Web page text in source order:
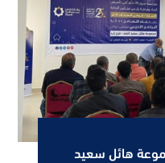
هائل سعيد